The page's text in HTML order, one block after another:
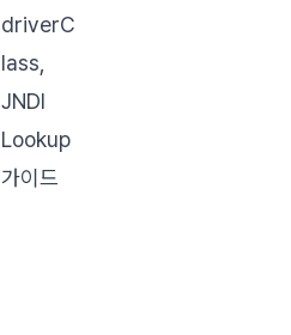
driverC
lass,
JNDI
Lookup
가이드